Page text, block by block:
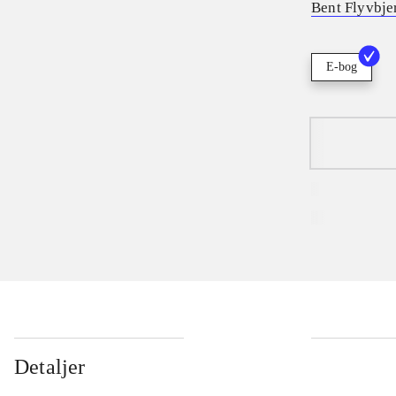
Bent
E-bog
Detaljer